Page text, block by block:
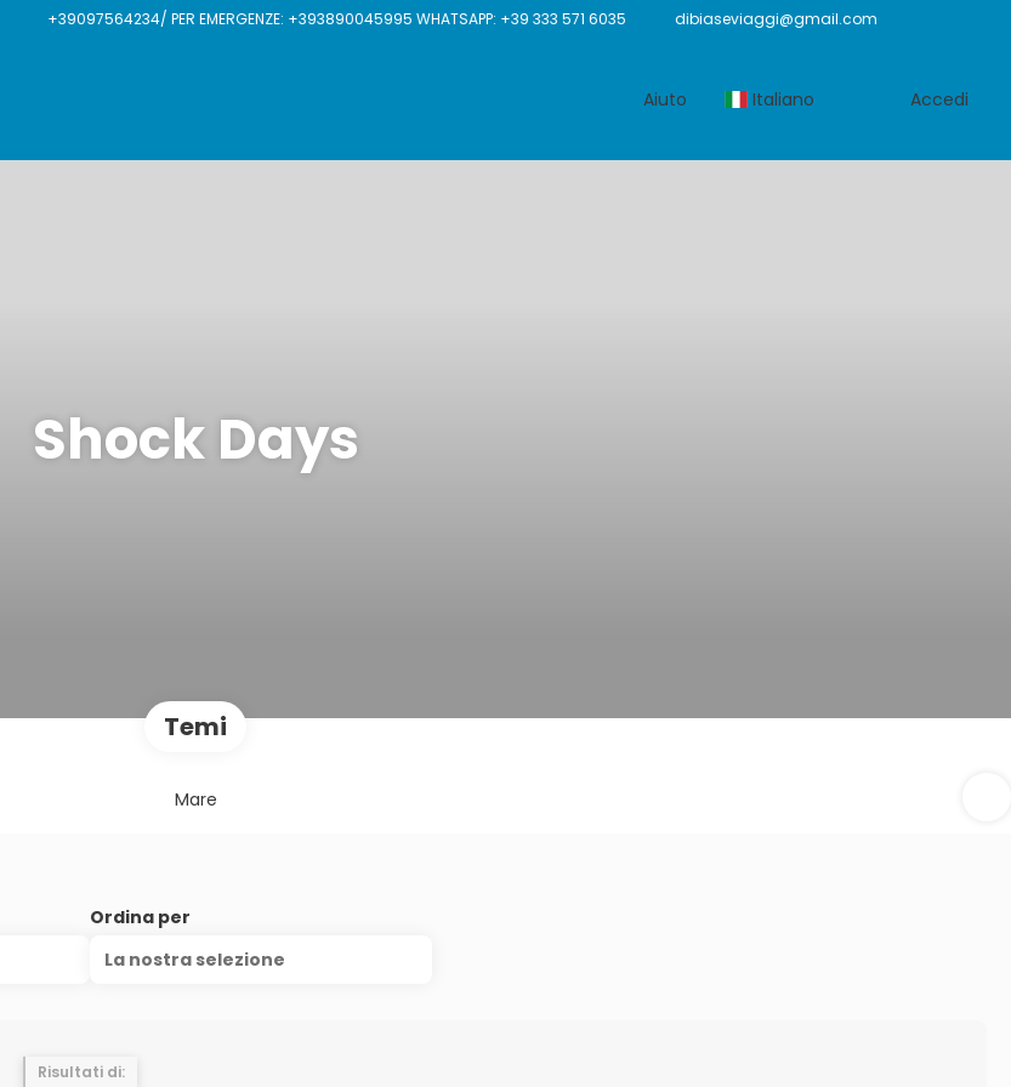
+39097564234/ PER EMERGENZE: +393890045995 WHATSAPP: +39 333 571 6035 dibiaseviaggi@gmail.com
Aiuto Italiano Accedi
Shock Days
Temi
Mare
Ordina per
La nostra selezione
Risultati di: